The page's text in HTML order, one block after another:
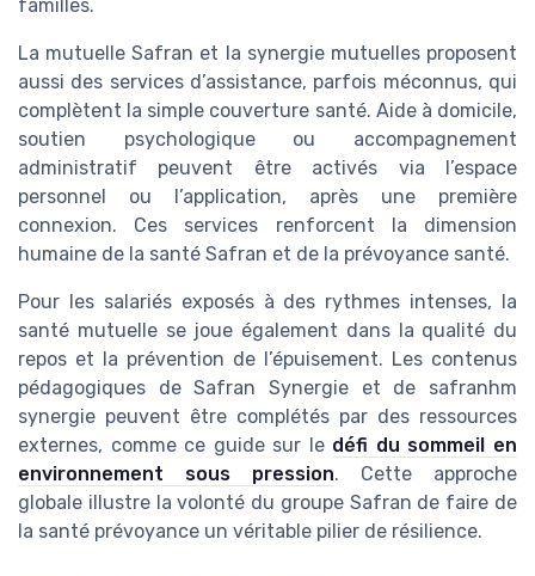
familles.
La mutuelle Safran et la synergie mutuelles proposent
aussi des services d’assistance, parfois méconnus, qui
complètent la simple couverture santé. Aide à domicile,
soutien psychologique ou accompagnement
administratif peuvent être activés via l’espace
personnel ou l’application, après une première
connexion. Ces services renforcent la dimension
humaine de la santé Safran et de la prévoyance santé.
Pour les salariés exposés à des rythmes intenses, la
santé mutuelle se joue également dans la qualité du
repos et la prévention de l’épuisement. Les contenus
pédagogiques de Safran Synergie et de safranhm
synergie peuvent être complétés par des ressources
externes, comme ce guide sur le défi du sommeil en
environnement sous pression. Cette approche
globale illustre la volonté du groupe Safran de faire de
la santé prévoyance un véritable pilier de résilience.